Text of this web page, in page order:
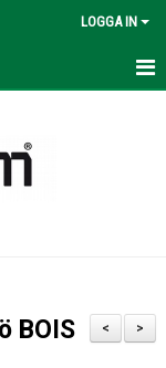
LOGGA IN
>
<
BOIS